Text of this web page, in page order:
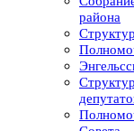
района